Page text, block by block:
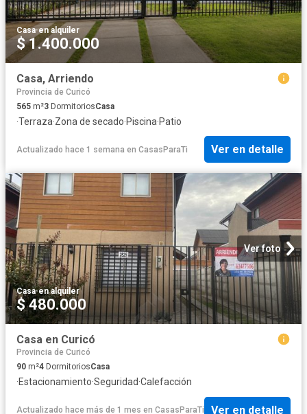
Casa·en alquiler
$ 1.400.000
Casa, Arriendo
Provincia de Curicó
565 m²3 DormitoriosCasa
·Terraza·Zona de secado·Piscina·Patio
Actualizado hace 1 semana en CasasParaTi Ver en detalle
Ver foto
Casa·en alquiler
$ 480.000
Casa en Curicó
Provincia de Curicó
90 m²4 DormitoriosCasa
·Estacionamiento·Seguridad·Calefacción
Actualizado hace más de 1 mes en CasasParaTi Ver en detalle